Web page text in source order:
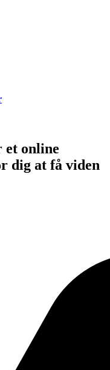
et online
dig at få viden